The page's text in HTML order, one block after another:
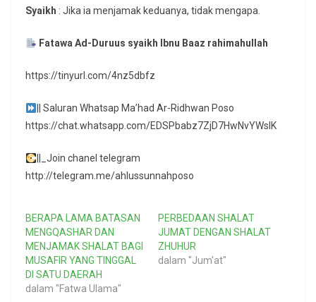
Syaikh : Jika ia menjamak keduanya, tidak mengapa.
Fatawa Ad-Duruus syaikh Ibnu Baaz rahimahullah
https://tinyurl.com/4nz5dbfz
|| Saluran Whatsap Ma’had Ar-Ridhwan Poso
https://chat.whatsapp.com/EDSPbabz7ZjD7HwNvYWslK
||_Join chanel telegram
http://telegram.me/ahlussunnahposo
BERAPA LAMA BATASAN
MENGQASHAR DAN
MENJAMAK SHALAT BAGI
MUSAFIR YANG TINGGAL
DI SATU DAERAH
dalam "Fatwa Ulama"
PERBEDAAN SHALAT
JUMAT DENGAN SHALAT
ZHUHUR
dalam "Jum'at"